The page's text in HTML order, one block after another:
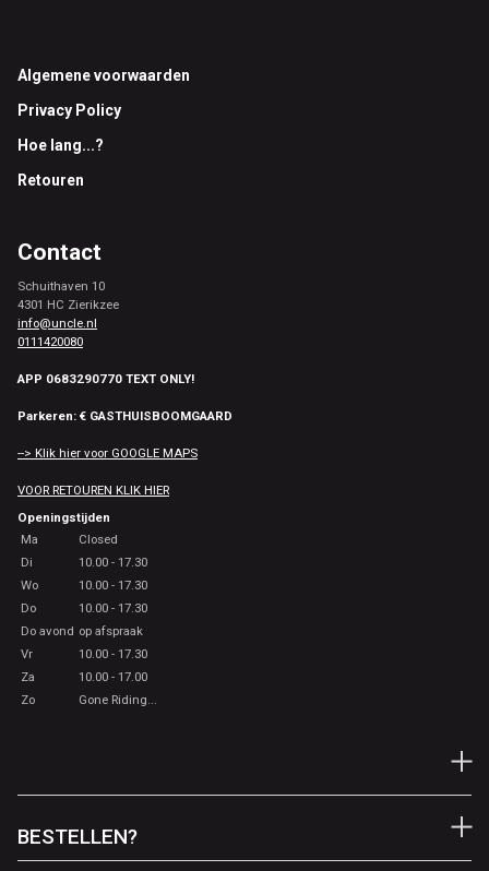
Footer
Algemene voorwaarden
Privacy Policy
Hoe lang...?
Retouren
Contact
Schuithaven 10
4301 HC Zierikzee
info@uncle.nl
0111420080
APP 0683290770 TEXT ONLY!
Parkeren: € GASTHUISBOOMGAARD
--> Klik hier voor GOOGLE MAPS
VOOR RETOUREN KLIK HIER
Openingstijden
Ma
Closed
Di
10.00 - 17.30
Wo
10.00 - 17.30
Do
10.00 - 17.30
Do avond op afspraak
Vr
10.00 - 17.30
Za
10.00 - 17.00
Zo
Gone Riding...
BESTELLEN?